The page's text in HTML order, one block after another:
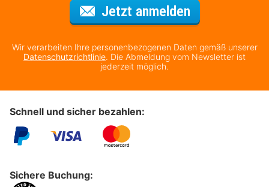
Jetzt anmeldenFür den
Wir verarbeiten Ihre personenbezogenen Daten gemäß unserer
Datenschutzrichtlinie. Die Abmeldung vom Newsletter ist
jederzeit möglich.
Schnell und sicher bezahlen:
Sichere Buchung: